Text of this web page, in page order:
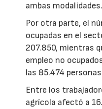
ambas modalidades.
Por otra parte, el
ocupadas en el
207.850, mientras
empleo no
las 85.474
Entre los
agrícola afectó a